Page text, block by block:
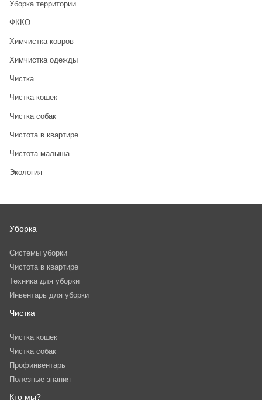
Уборка территории
ФККО
Химчистка ковров
Химчистка одежды
Чистка
Чистка кошек
Чистка собак
Чистота в квартире
Чистота малыша
Экология
Уборка
Системы уборки
Чистота в квартире
Техника для уборки
Инвентарь для уборки
Чистка
Чистка кошек
Чистка собак
Профинвентарь
Полезные знания
Кто мы?